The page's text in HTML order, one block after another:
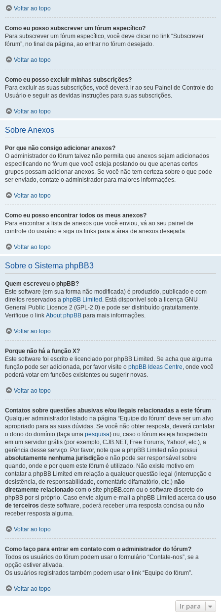
Voltar ao topo
Como eu posso subscrever um fórum específico?
Para subscrever um fórum específico, você deve clicar no link “Subscrever
fórum”, no final da página, ao entrar no fórum desejado.
Voltar ao topo
Como eu posso excluir minhas subscrições?
Para excluir as suas subscrições, você deverá ir ao seu Painel de Controle do
Usuário e seguir as devidas instruções para suas subscrições.
Voltar ao topo
Sobre Anexos
Por que não consigo adicionar anexos?
O administrador do fórum talvez não permita que anexos sejam adicionados
especificando no fórum que você esteja postando ou que apenas certos
grupos possam adicionar anexos. Se você não tem certeza sobre o que pode
ser enviado, contate o administrador para maiores informações.
Voltar ao topo
Como eu posso encontrar todos os meus anexos?
Para encontrar a lista de anexos que você enviou, vá ao seu painel de
controle do usuário e siga os links para a área de anexos desejada.
Voltar ao topo
Sobre o Sistema phpBB3
Quem escreveu o phpBB?
Este software (em sua forma não modificada) é produzido, publicado e com
direitos reservados a phpBB Limited . Está disponível sob a licença GNU
General Public Licence 2 (GPL-2.0) e pode ser distribuído gratuitamente.
Verifique o link About phpBB para mais informações.
Voltar ao topo
Porque não há a função X?
Este software foi escrito e licenciado por phpBB Limited. Se acha que alguma
função pode ser adicionada, por favor visite o phpBB Ideas Centre, onde você
poderá votar em funcões existentes ou sugerir novas.
Voltar ao topo
Contatos sobre questões abusivas e/ou ilegais relacionadas a este fórum
Qualquer administrador listado na página “Equipe do fórum” deve ser um alvo
apropriado para as suas dúvidas. Se você não obter resposta, deverá contatar
o dono do domínio (faça uma pesquisa) ou, caso o fórum esteja hospedado
em um servidor grátis (por exemplo, CJB.NET, Free Forums, Yahoo!, etc.), a
gerência desse serviço. Por favor, note que a phpBB Limited não possui
absolutamente nenhuma jurisdição e não pode ser responsável sobre
quando, onde e por quem este fórum é utilizado. Não existe motivo em
contatar a phpBB Limited em relação a qualquer questão legal (interrupção e
desistência, de responsabilidade, comentário difamatório, etc.) não
diretamente relacionado com o site phpBB.com ou o software discreto do
phpBB por si próprio. Caso envie algum e-mail a phpBB Limited acerca do uso
de terceiros deste software, poderá receber uma resposta concisa ou não
receber resposta alguma.
Voltar ao topo
Como faço para entrar em contato com o administrador do fórum?
Todos os usuários do fórum podem usar o formulário “Contate-nos”, se a
opção estiver ativada.
Os usuários registrados também podem usar o link “Equipe do fórum”.
Voltar ao topo
Ir para